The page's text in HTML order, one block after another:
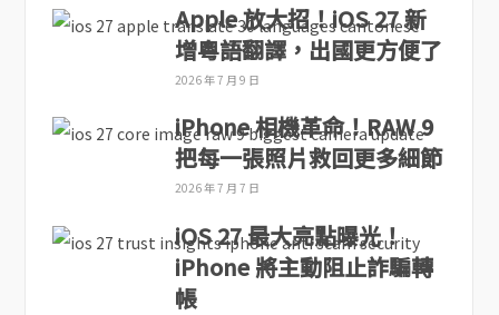
Apple 放大招！iOS 27 新
增粵語翻譯，出國更方便了
2026 年 7 月 9 日
iPhone 相機革命！RAW 9
把每一張照片救回更多細節
2026 年 7 月 7 日
iOS 27 最大亮點曝光！
iPhone 將主動阻止詐騙轉
帳